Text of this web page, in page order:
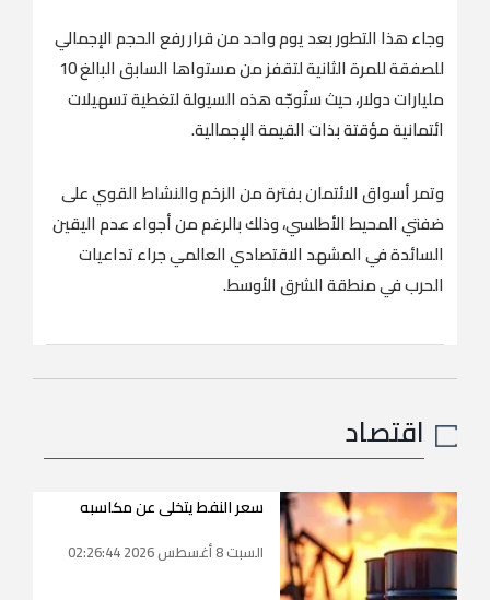
وجاء هذا التطور بعد يوم واحد من قرار رفع الحجم الإجمالي
للصفقة للمرة الثانية لتقفز من مستواها السابق البالغ 10
مليارات دولار، حيث ستُوجّه هذه السيولة لتغطية تسهيلات
ائتمانية مؤقتة بذات القيمة الإجمالية.
وتمر أسواق الائتمان بفترة من الزخم والنشاط القوي على
ضفتي المحيط الأطلسي، وذلك بالرغم من أجواء عدم اليقين
السائدة في المشهد الاقتصادي العالمي جراء تداعيات
الحرب في منطقة الشرق الأوسط.
اقتصاد
سعر النفط يتخلى عن مكاسبه
السبت 8 أغسطس 2026 02:26:44